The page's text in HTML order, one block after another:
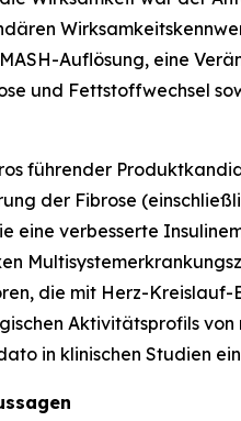
Auflösung, eine
und Fettstoffwechsel
führender
der Fibrose
eine verbesserte
die mit Herz-Kreislauf-
Aktivitätsprofils
in klinischen Studien